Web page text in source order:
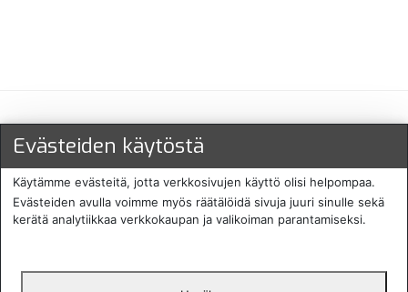
Maksu- ja toimitustavat
Evästeiden käytöstä
Käytämme evästeitä, jotta verkkosivujen käyttö olisi helpompaa.
Evästeiden avulla voimme myös räätälöidä sivuja juuri sinulle sekä
kerätä analytiikkaa verkkokaupan ja valikoiman parantamiseksi.